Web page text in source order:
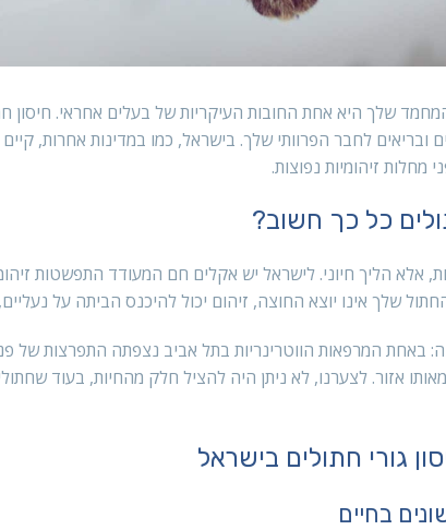
שלך היא אחת החובות העיקריות של בעלים אחראי. חיסון
ובריאים לחבר הפרוותי שלך. בישראל, כמו במדינות אחרות,
זיהומיות נפוצות.
כל כך חשוב?
אלא הליך חיוני. לישראל יש אקלים חם המעודד התפשטות
שלך אינו יוצא החוצה, זיהום יכול להיכנס הביתה על
באחת המרפאות הווטרינריות בתל אביב נצפתה התפרצות של
אזור. לצערנו, לא ניתן היה להציל חלק מהחיות, בעוד
גורי חתולים בישראל
בחיים